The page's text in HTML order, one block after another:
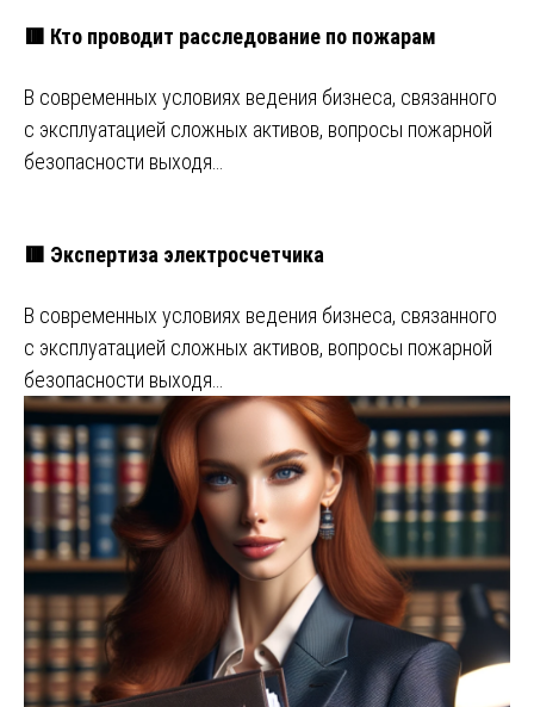
🟥 Кто проводит расследование по пожарам
В современных условиях ведения бизнеса, связанного
с эксплуатацией сложных активов, вопросы пожарной
безопасности выходя…
🟥 Экспертиза электросчетчика
В современных условиях ведения бизнеса, связанного
с эксплуатацией сложных активов, вопросы пожарной
безопасности выходя…